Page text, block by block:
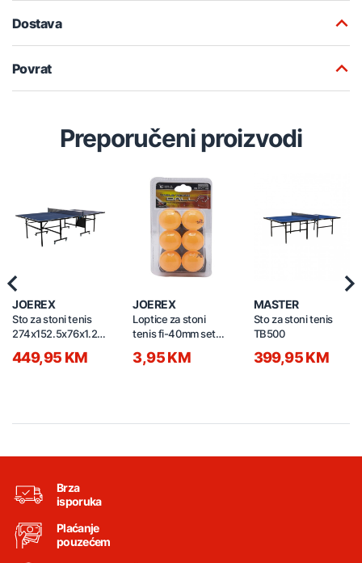
Dostava
Povrat
Preporučeni proizvodi
JOEREX
Sto za stoni tenis
274x152.5x76x1.2cm
449,95 KM
JOEREX
Loptice za stoni
tenis fi-40mm set
JOEREX TB26340
3,95 KM
MASTER
Sto za stoni tenis
TB500
399,95 KM
Previous
Brza
isporuka
Plaćanje
pouzećem